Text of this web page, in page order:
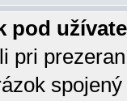
pod
pri